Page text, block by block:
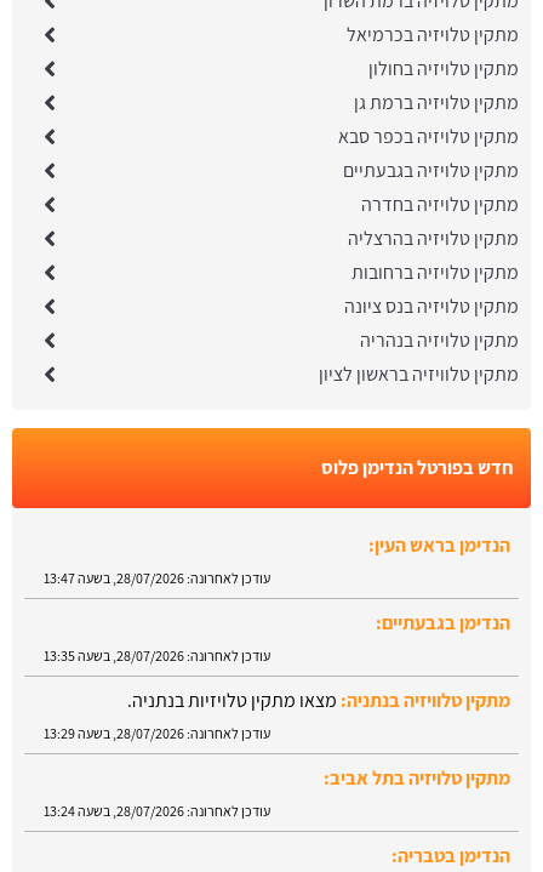
מתקין טלויזיה בכרמיאל
מתקין טלויזיה בחולון
מתקין טלויזיה ברמת גן
מתקין טלויזיה בכפר סבא
מתקין טלויזיה בגבעתיים
מתקין טלויזיה בחדרה
מתקין טלויזיה בהרצליה
מתקין טלויזיה ברחובות
מתקין טלויזיה בנס ציונה
מתקין טלויזיה בנהריה
מתקין טלוויזיה בראשון לציון
חדש בפורטל הנדימן פלוס
הנדימן בראש העין:
עודכן לאחרונה: 28/07/2026, בשעה 13:47
הנדימן בגבעתיים:
עודכן לאחרונה: 28/07/2026, בשעה 13:35
מתקין טלוויזיה בנתניה: מצאו מתקין טלויזיות בנתניה.
עודכן לאחרונה: 28/07/2026, בשעה 13:29
מתקין טלויזיה בתל אביב:
עודכן לאחרונה: 28/07/2026, בשעה 13:24
הנדימן בטבריה: